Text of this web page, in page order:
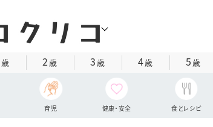
歳 2歳 3歳 4歳 5歳
育児 健康・安全 食とレシピ